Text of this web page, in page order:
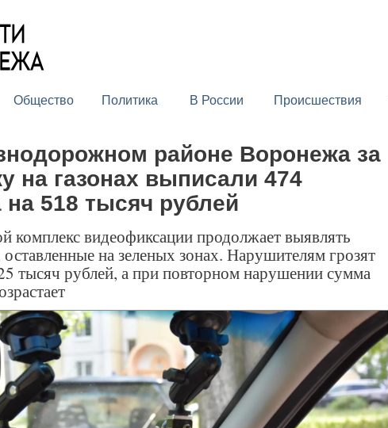
Общество Политика В России Происшествия
районе Воронежа за
на газонах выписали 474
518 тысяч рублей
комплекс видеофиксации продолжает выявлять
на зеленых зонах. Нарушителям грозят
тысяч рублей, а при повторном нарушении сумма